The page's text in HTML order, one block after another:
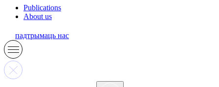
Publications
About us
падтрымаць нас